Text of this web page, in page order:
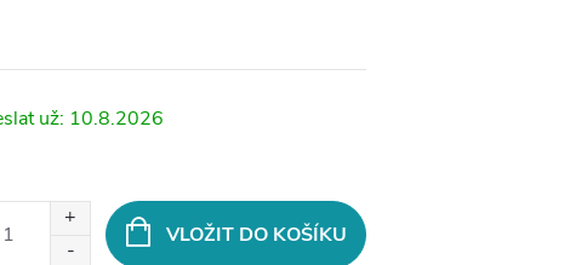
10.8.2026
VLOŽIT DO KOŠÍKU